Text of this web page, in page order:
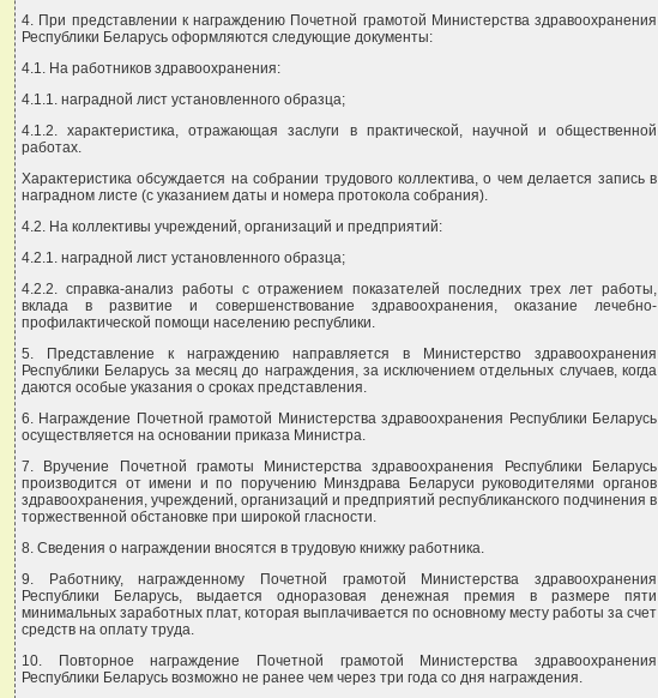
4. При представлении к награждению Почетной грамотой Министерства здравоохранения
Республики Беларусь оформляются следующие документы:
4.1. На работников здравоохранения:
4.1.1. наградной лист установленного образца;
4.1.2. характеристика, отражающая заслуги в практической, научной и общественной
работах.
Характеристика обсуждается на собрании трудового коллектива, о чем делается запись в
наградном листе (с указанием даты и номера протокола собрания).
4.2. На коллективы учреждений, организаций и предприятий:
4.2.1. наградной лист установленного образца;
4.2.2. справка-анализ работы с отражением показателей последних трех лет работы,
вклада в развитие и совершенствование здравоохранения, оказание лечебно-
профилактической помощи населению республики.
5. Представление к награждению направляется в Министерство здравоохранения
Республики Беларусь за месяц до награждения, за исключением отдельных случаев, когда
даются особые указания о сроках представления.
6. Награждение Почетной грамотой Министерства здравоохранения Республики Беларусь
осуществляется на основании приказа Министра.
7. Вручение Почетной грамоты Министерства здравоохранения Республики Беларусь
производится от имени и по поручению Минздрава Беларуси руководителями органов
здравоохранения, учреждений, организаций и предприятий республиканского подчинения в
торжественной обстановке при широкой гласности.
8. Сведения о награждении вносятся в трудовую книжку работника.
9. Работнику, награжденному Почетной грамотой Министерства здравоохранения
Республики Беларусь, выдается одноразовая денежная премия в размере пяти
минимальных заработных плат, которая выплачивается по основному месту работы за счет
средств на оплату труда.
10. Повторное награждение Почетной грамотой Министерства здравоохранения
Республики Беларусь возможно не ранее чем через три года со дня награждения.